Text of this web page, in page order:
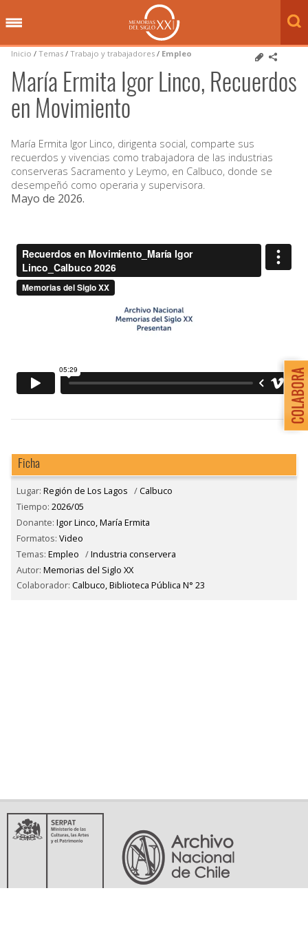
Inicio / Temas / Trabajo y trabajadores / Empleo
María Ermita Igor Linco, Recuerdos
en Movimiento
María Ermita Igor Linco, dirigenta social, comparte sus
recuerdos y vivencias como trabajadora de las industrias
conserveras Sacramento y Leymo, en Calbuco, donde se
desempeñó como operaria y supervisora.
Mayo de 2026.
Ficha
Lugar: Región de Los Lagos /Calbuco
Tiempo: 2026/05
Donante: Igor Linco, María Ermita
Formatos: Video
Temas: Empleo /Industria conservera
Autor: Memorias del Siglo XX
Colaborador: Calbuco, Biblioteca Pública N° 23